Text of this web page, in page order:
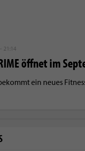
21:14
öffnet im
ein neues